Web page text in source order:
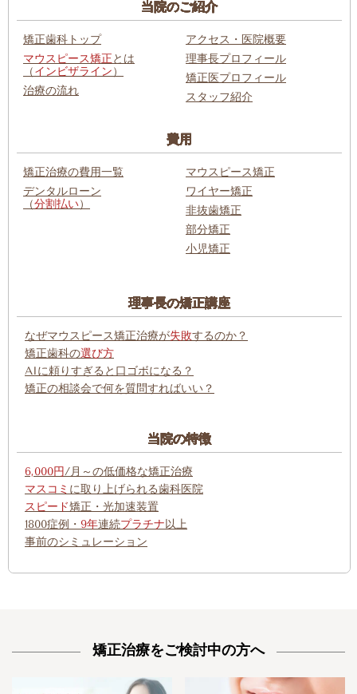
当院のご紹介
矯正歯科トップ
マウスピース矯正とは
（インビザライン）
治療の流れ
アクセス・医院概要
理事長プロフィール
矯正医プロフィール
スタッフ紹介
費用
矯正治療の費用一覧
デンタルローン
（分割払い）
マウスピース矯正
ワイヤー矯正
非抜歯矯正
部分矯正
小児矯正
理事長の矯正講座
なぜマウスピース矯正治療が失敗するのか？
矯正歯科の選び方
AIに頼りすぎると口ゴボになる？
矯正の相談会で何を質問すればいい？
当院の特徴
6,000円/月～の低価格な矯正治療
マスコミ に取り上げられる歯科医院
スピード矯正・光加速装置
1800症例・ 9年連続プラチナ以上
事前のシミュレーション
矯正治療をご検討中の方へ